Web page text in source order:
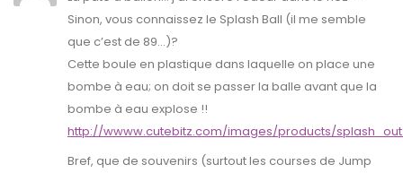
Sinon, vous connaissez le Splash Ball (il me semble
que c’est de 89…)?
Cette boule en plastique dans laquelle on place une
bombe à eau; on doit se passer la balle avant que la
bombe à eau explose !!
http://wwww.cutebitz.com/images/products/
Bref, que de souvenirs (surtout les courses de Jump